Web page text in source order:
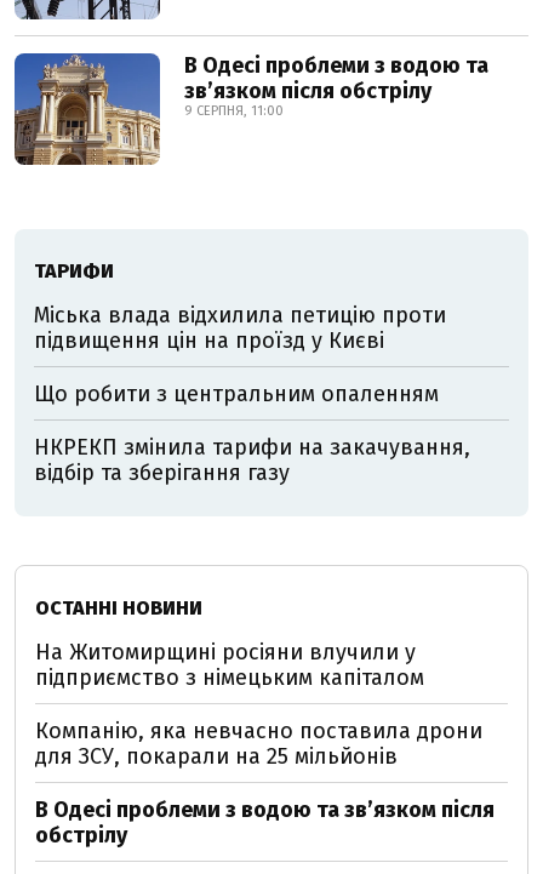
В Одесі проблеми з водою та
звʼязком після обстрілу
9 СЕРПНЯ, 11:00
ТАРИФИ
Міська влада відхилила петицію проти
підвищення цін на проїзд у Києві
Що робити з центральним опаленням
НКРЕКП змінила тарифи на закачування,
відбір та зберігання газу
ОСТАННІ НОВИНИ
На Житомирщині росіяни влучили у
підприємство з німецьким капіталом
Компанію, яка невчасно поставила дрони
для ЗСУ, покарали на 25 мільйонів
В Одесі проблеми з водою та звʼязком після
обстрілу